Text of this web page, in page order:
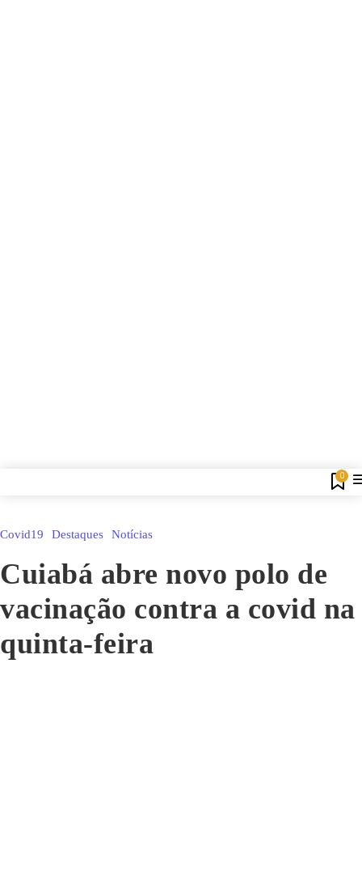
0
Covid19 Destaques Notícias
Cuiabá abre novo polo de
vacinação contra a covid na
quinta-feira